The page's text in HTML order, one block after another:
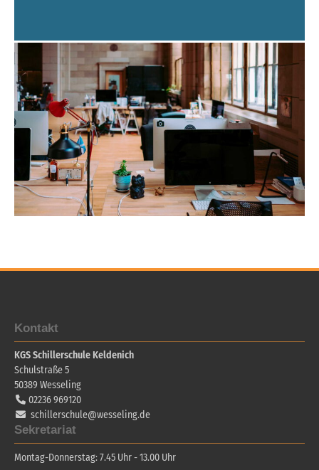
Kontakt
KGS Schillerschule Keldenich
Schulstraße 5
50389 Wesseling
02236 969120
schillerschule@wesseling.de
Sekretariat
Montag-Donnerstag: 7.45 Uhr - 13.00 Uhr